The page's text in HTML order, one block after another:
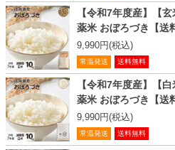
【令和7年度産】【
薬米 おぼろづき【送
9,990円(税込)
常温発送 送料無料
【令和7年度産】【
薬米 おぼろづき【送
9,990円(税込)
常温発送 送料無料